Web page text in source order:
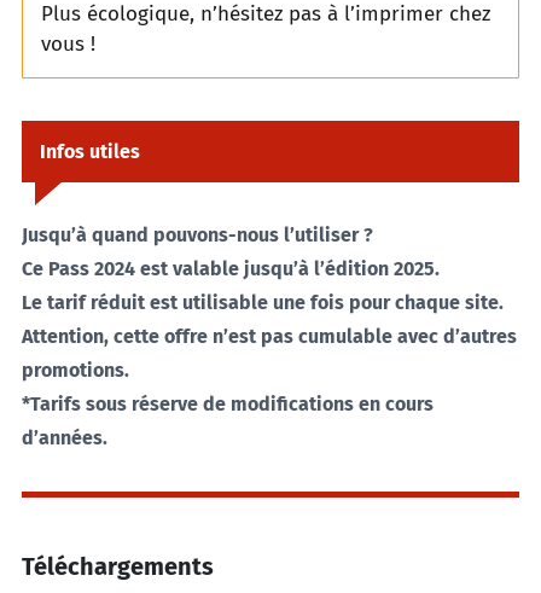
Plus écologique, n’hésitez pas à l’imprimer chez
vous !
Infos utiles
Jusqu’à quand pouvons-nous l’utiliser ?
Ce Pass 2024 est valable jusqu’à l’édition 2025.
Le tarif réduit est utilisable une fois pour chaque site.
Attention, cette offre n’est pas cumulable avec d’autres
promotions.
*Tarifs sous réserve de modifications en cours
d’années.
Téléchargements